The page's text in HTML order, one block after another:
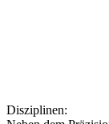
Disziplinen: